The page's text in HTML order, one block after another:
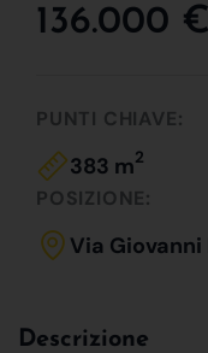
136.000 €
PUNTI CHIAVE:
383 m2
POSIZIONE:
Via
Descrizione